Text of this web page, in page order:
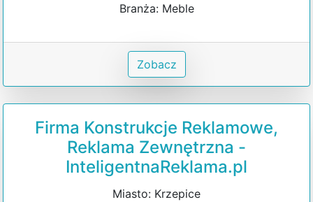
Branża: Meble
Zobacz
Firma Konstrukcje Reklamowe,
Reklama Zewnętrzna -
InteligentnaReklama.pl
Miasto: Krzepice